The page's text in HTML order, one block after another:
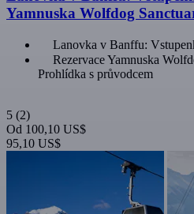
Yamnuska Wolfdog
Lanovka v Banffu:
Rezervace Yamnuska
Prohlídka s průvodcem
5 (2)
Od 100,10 US$
95,10 US$